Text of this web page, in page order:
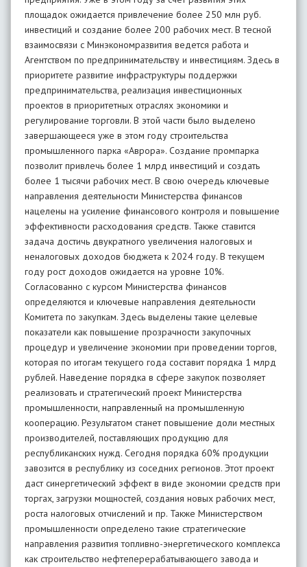
площадок ожидается привлечение более 250 млн руб.
инвестиций и создание более 200 рабочих мест. В тесной
взаимосвязи с Минэкономразвития ведется работа и
Агентством по предпринимательству и инвестициям. Здесь в
приоритете развитие инфраструктуры поддержки
предпринимательства, реализация инвестиционных
проектов в приоритетных отраслях экономики и
регулирование торговли. В этой части было выделено
завершающееся уже в этом году строительства
промышленного парка «Аврора». Создание промпарка
позволит привлечь более 1 млрд инвестиций и создать
более 1 тысячи рабочих мест. В свою очередь ключевые
направления деятельности Министерства финансов
нацелены на усиление финансового контроля и повышение
эффективности расходования средств. Также ставится
задача достичь двукратного увеличения налоговых и
неналоговых доходов бюджета к 2024 году. В текущем
году рост доходов ожидается на уровне 10%.
Согласованно с курсом Министерства финансов
определяются и ключевые направления деятельности
Комитета по закупкам. Здесь выделены такие целевые
показатели как повышение прозрачности закупочных
процедур и увеличение экономии при проведении торгов,
которая по итогам текущего года составит порядка 1 млрд
рублей. Наведение порядка в сфере закупок позволяет
реализовать и стратегический проект Министерства
промышленности, направленный на промышленную
кооперацию. Результатом станет повышение доли местных
производителей, поставляющих продукцию для
республиканских нужд. Сегодня порядка 60% продукции
завозится в республику из соседних регионов. Этот проект
даст синергетический эффект в виде экономии средств при
торгах, загрузки мощностей, создания новых рабочих мест,
роста налоговых отчислений и пр. Также Министерством
промышленности определено такие стратегические
направления развития топливно-энергетического комплекса
как строительство нефтеперерабатывающего завода и